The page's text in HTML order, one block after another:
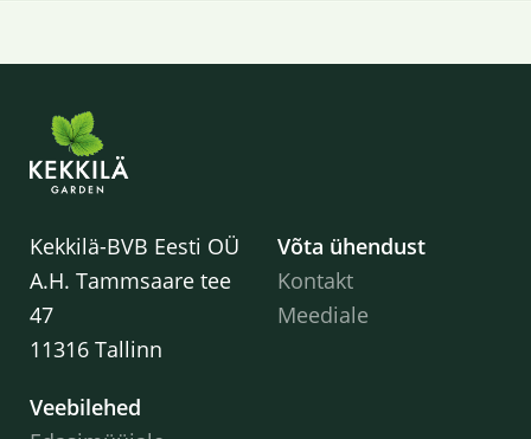
Kekkilä-BVB Eesti OÜ
A.H. Tammsaare tee
47
11316 Tallinn
Võta ühendust
Kontakt
Meediale
Veebilehed